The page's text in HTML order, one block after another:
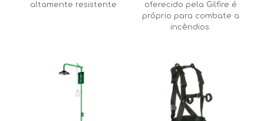
altamente resistente
oferecido pela Gilfire é
próprio para combate a
incêndios.